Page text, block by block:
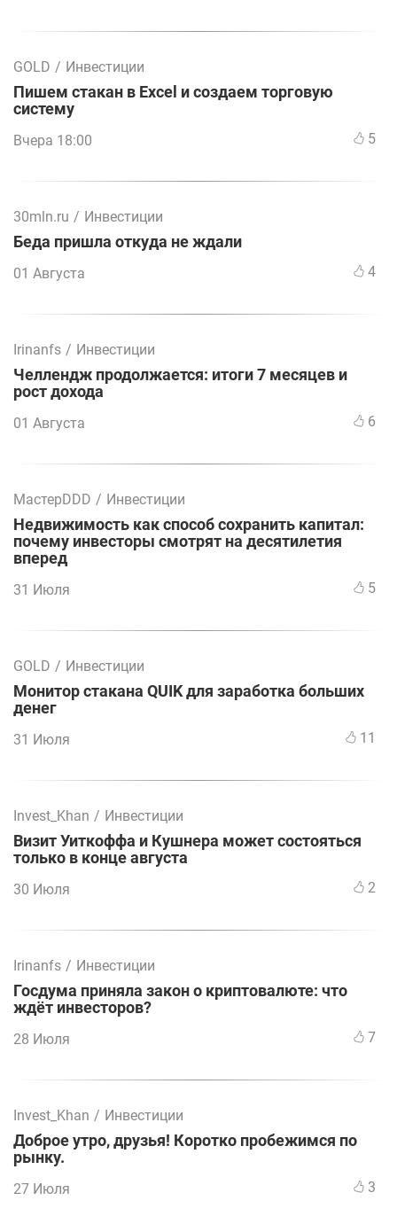
GOLD / Инвестиции
Пишем стакан в Excel и создаем торговую
систему
Вчера 18:00 5
30mln.ru / Инвестиции
Беда пришла откуда не ждали
01 Августа 4
Irinanfs / Инвестиции
Челлендж продолжается: итоги 7 месяцев и
рост дохода
01 Августа 6
МастерDDD / Инвестиции
Недвижимость как способ сохранить капитал:
почему инвесторы смотрят на десятилетия
вперед
31 Июля 5
GOLD / Инвестиции
Монитор стакана QUIK для заработка больших
денег
31 Июля 11
Invest_Khan / Инвестиции
Визит Уиткоффа и Кушнера может состояться
только в конце августа
30 Июля 2
Irinanfs / Инвестиции
Госдума приняла закон о криптовалюте: что
ждёт инвесторов?
28 Июля 7
Invest_Khan / Инвестиции
Доброе утро, друзья! Коротко пробежимся по
рынку.
27 Июля 3